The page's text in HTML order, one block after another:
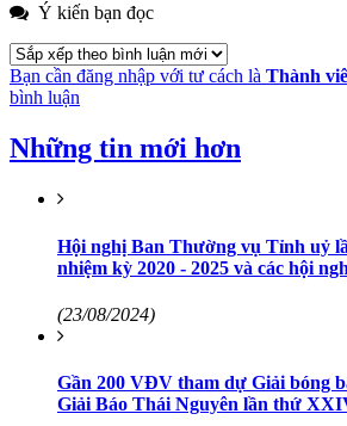
Ý kiến bạn đọc
Bạn cần đăng nhập với tư cách là Thành
bình luận
Những tin mới hơn
Hội nghị Ban Thường vụ Tỉnh uỷ
nhiệm kỳ 2020 - 2025 và các hội
(23/08/2024)
Gần 200 VĐV tham dự Giải bóng
Giải Báo Thái Nguyên lần thứ